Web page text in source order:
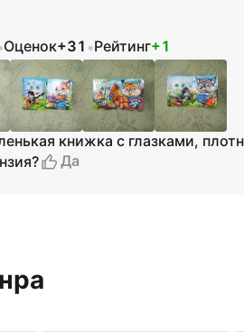
Оценок+31 •Рейтинг+1
книжка с глазками,
Да